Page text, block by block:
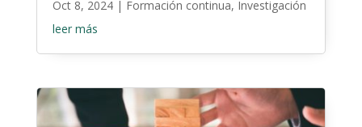
Oct 8, 2024| Formación continua, Investigación
leer más